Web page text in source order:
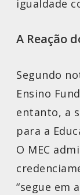
igualdade
A Reação
Segundo
Ensino
entanto, a
para a
O MEC
“segue em